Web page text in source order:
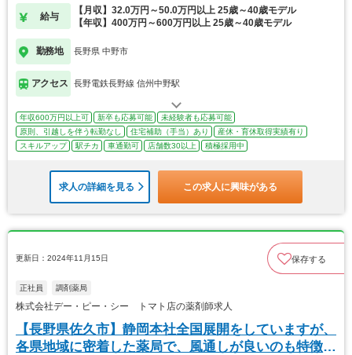
す。
給与
【月収】32.0万円～50.0万円以上 25歳～40歳モデル
【年収】400万円～600万円以上 25歳～40歳モデル
勤務地 長野県 中野市
アクセス 長野電鉄長野線 信州中野駅
年収600万円以上可 新卒も応募可能
未経験者も応募可能
原則、引越しを伴う転勤なし
住宅補助（手当）あり
産休・育休取得実績有り
スキルアップ
駅チカ 車通勤可 店舗数30以上 積極採用中
求人の詳細を見る この求人に興味がある
更新日：2024年11月15日 保存する
正社員 調剤薬局
株式会社デー・ピー・シー トマト店の薬剤師求人
【長野県佐久市】静岡本社全国展開をしていますが、
各県地域に密着した薬局で、風通しが良いのも特徴で